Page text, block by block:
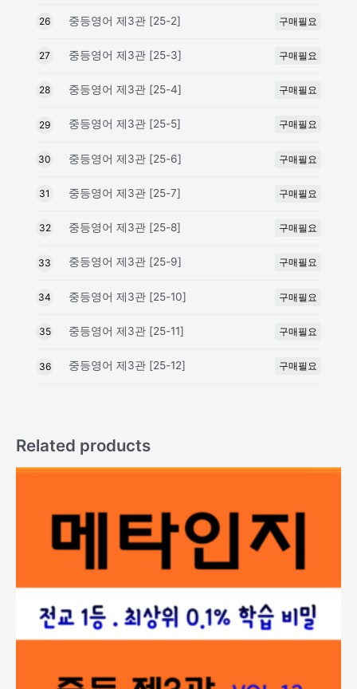
26 중등영어 제3관 [25-2] 구매필요
27 중등영어 제3관 [25-3] 구매필요
28 중등영어 제3관 [25-4] 구매필요
29 중등영어 제3관 [25-5] 구매필요
30 중등영어 제3관 [25-6] 구매필요
31 중등영어 제3관 [25-7] 구매필요
32 중등영어 제3관 [25-8] 구매필요
33 중등영어 제3관 [25-9] 구매필요
34 중등영어 제3관 [25-10] 구매필요
35 중등영어 제3관 [25-11] 구매필요
36 중등영어 제3관 [25-12] 구매필요
Related products